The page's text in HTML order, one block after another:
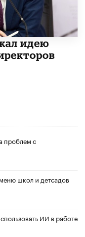
идею
проблем с
школ и детсадов
ИИ в работе